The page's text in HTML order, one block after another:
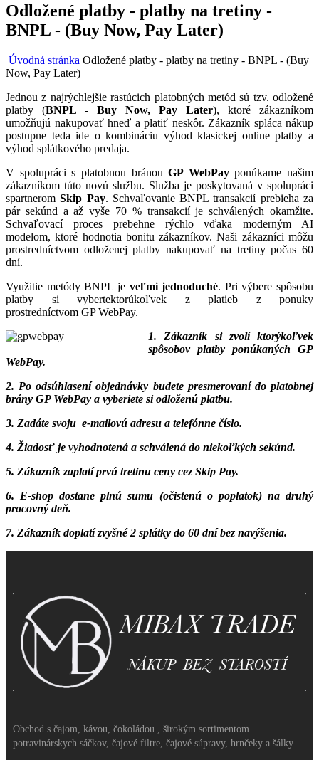
Odložené platby - platby na tretiny -
BNPL - (Buy Now, Pay Later)
Úvodná stránka Odložené platby - platby na tretiny - BNPL - (Buy
Now, Pay Later)
Jednou z najrýchlejšie rastúcich platobných metód sú tzv. odložené
platby (BNPL - Buy Now, Pay Later), ktoré zákazníkom
umožňujú nakupovať hneď a platiť neskôr. Zákazník spláca nákup
postupne teda ide o kombináciu výhod klasickej online platby a
výhod splátkového predaja.
V spolupráci s platobnou bránouGP WebPayponúkame našim
zákazníkom túto novú službu. Služba je poskytovaná v spolupráci
spartneromSkip Pay. Schvaľovanie BNPL transakcií prebieha za
pár sekúnd a až vyše 70 % transakcií je schválených okamžite.
Schvaľovací proces prebehne rýchlo vďaka moderným AI
modelom, ktoré hodnotia bonitu zákazníkov. Naši zákazníci môžu
prostredníctvom odloženej platby nakupovať na tretiny počas 60
dní.
Využitie metódy BNPL je veľmi jednoduché. Pri výbere spôsobu
platby si vybertektorúkoľvek z platieb z ponuky
prostredníctvom GP WebPay.
1. Zákazník si zvolí ktorýkoľvek
spôsobov platby ponúkaných GP
WebPay.
2. Po odsúhlasení objednávky budete presmerovaní do platobnej
brány GP WebPay a vyberiete si odloženú platbu.
3. Zadáte svoju e‑mailovú adresu a telefónne číslo.
4. Žiadosť je vyhodnotená a schválená do niekoľkých sekúnd.
5. Zákazník zaplatí prvú tretinu ceny cez Skip Pay.
6. E‑shop dostane plnú sumu (očistenú o poplatok) na druhý
pracovný deň.
7. Zákazník doplatí zvyšné 2 splátky do 60 dní bez navýšenia.
Obchod s čajom, kávou, čokoládou , širokým sortimentom
potravinárskych sáčkov, čajové filtre, čajové súpravy, hrnčeky a šálky.